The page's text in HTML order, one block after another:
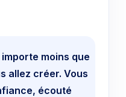
moins que
allez créer. Vous
écouté